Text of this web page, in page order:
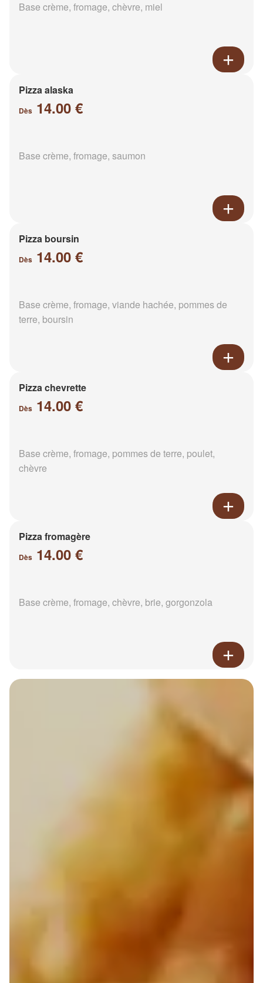
Base crème, fromage, chèvre, miel
Pizza alaska
Dès 14.00 €
Base crème, fromage, saumon
Pizza boursin
Dès 14.00 €
Base crème, fromage, viande hachée, pommes de
terre, boursin
Pizza chevrette
Dès 14.00 €
Base crème, fromage, pommes de terre, poulet,
chèvre
Pizza fromagère
Dès 14.00 €
Base crème, fromage, chèvre, brie, gorgonzola